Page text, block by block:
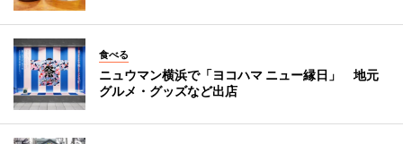
食べる
ニュウマン横浜で「ヨコハマ ニュー縁日」 地元
グルメ・グッズなど出店